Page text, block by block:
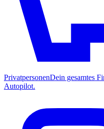
PrivatpersonenDein gesamtes
Autopilot.